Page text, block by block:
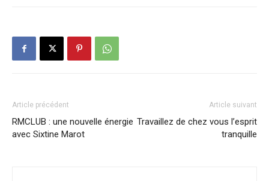
Article précédent
RMCLUB : une nouvelle énergie
avec Sixtine Marot
Article suivant
Travaillez de chez vous l’esprit
tranquille